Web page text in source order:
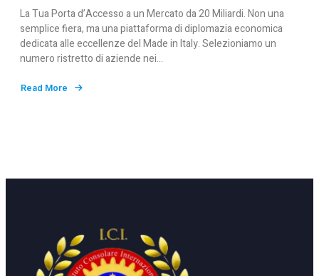
La Tua Porta d’Accesso a un Mercato da 20 Miliardi. Non una
semplice fiera, ma una piattaforma di diplomazia economica
dedicata alle eccellenze del Made in Italy. Selezioniamo un
numero ristretto di aziende nei…
Read More
about